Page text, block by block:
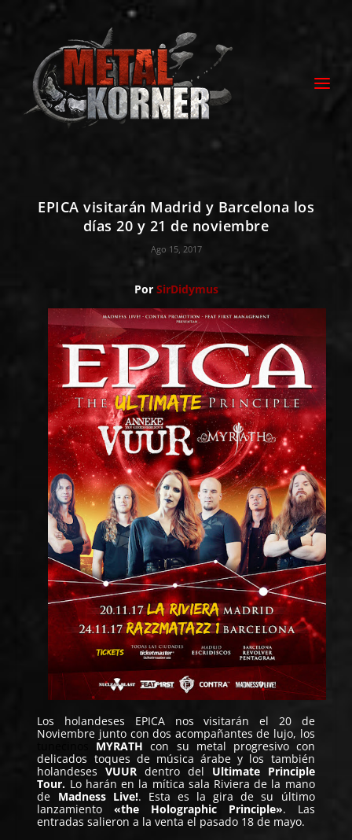
EPICA visitarán Madrid y Barcelona los
días 20 y 21 de noviembre
Ago 15, 2017
Por SirDidymus
Los holandeses EPICAnos visitarán el 20 de
Noviembre junto con dos acompañantes de lujo, los
MYRATH con su metal progresivo con
delicados toques de música árabe y los también
holandesesVUUR dentro del Ultimate Principle
Tour. Lo harán en la mítica sala Riviera de la mano
de Madness Live!. Esta es la gira de su último
lanzamiento «the Holographic Principle». Las
entradas salieron a la venta el pasado 18 de mayo.